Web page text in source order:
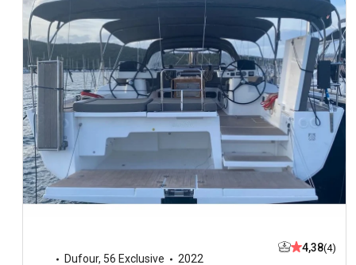
Dufour, 56 Exclusive 2022
4,38(4)